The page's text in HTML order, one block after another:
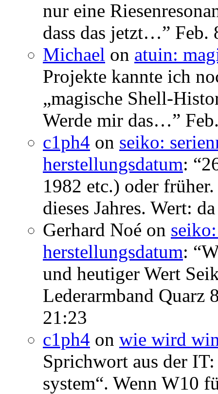
nur eine
dass das jetzt…” Feb.
Michael on atuin:
Projekte kannte ich
„magische Shell-
Werde mir das…”
c1ph4 on seiko:
herstellungsdatum: “
1982 etc.) oder
dieses Jahres. Wert:
Gerhard Noé on
herstellungsdatum: “
und heutiger Wert
Lederarmband Quarz
21:23
c1ph4 on wie wird
Sprichwort aus der
system“. Wenn W10